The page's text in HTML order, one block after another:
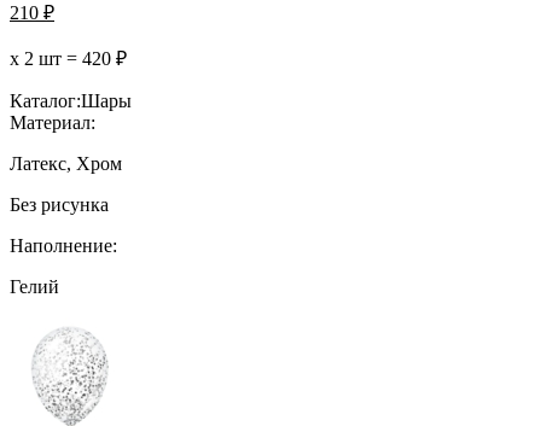
210 ₽
х 2 шт = 420 ₽
Каталог:Шары
Материал:
Латекс, Хром
Без рисунка
Наполнение:
Гелий